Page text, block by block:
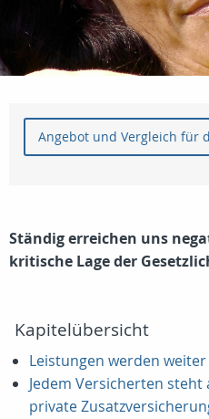
Angebot und Vergleich für
Ständig erreichen uns
kritische Lage der
Kapitelübersicht
Leistungen werden weiter
Jedem Versicherten
private